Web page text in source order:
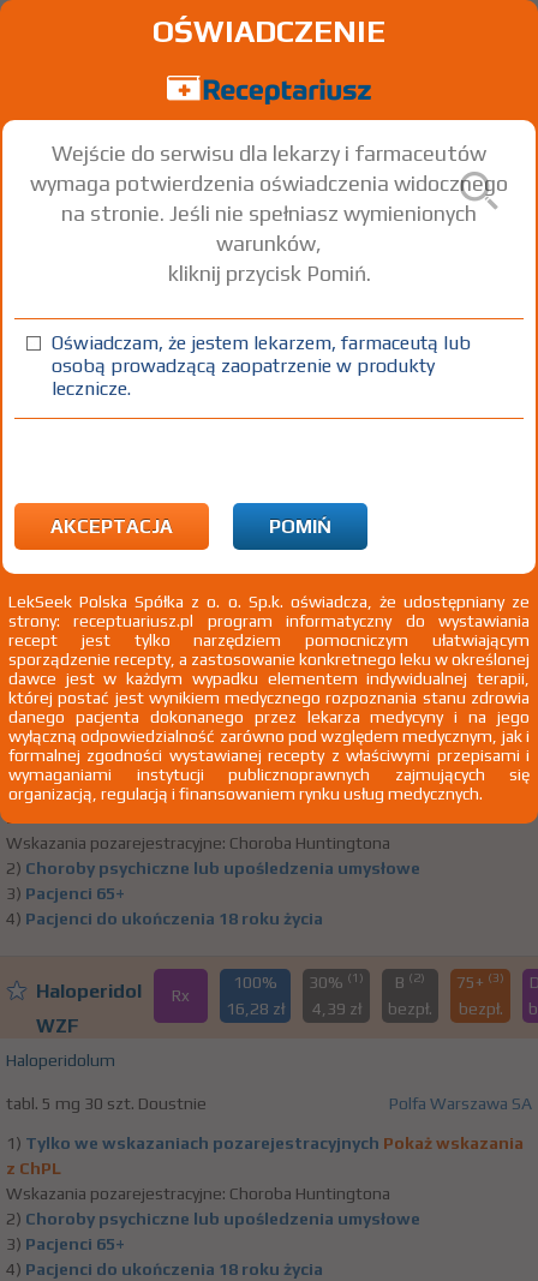
Znaleziono wyników:
F07 Zaburzenia osobowości i zachowania
spowodowane chorobą, uszkodzeniem lub dysfunkcją
mózgu
Haloperidol
WZF
100%
6,64 zł
30%(1)
3,24 zł
B (2)
2,07
75+(3)
bezpł.
Haloperidolum
tabl. 1 mg 40 szt. Doustnie Polfa Warszawa SA
1)Tylko we wskazaniach pozarejestracyjnych Pokaż wskazania
z ChPL
Wskazania pozarejestracyjne: Choroba Huntingtona
2) Choroby psychiczne lub upośledzenia umysłowe
3) Pacjenci 65+
4) Pacjenci do ukończenia 18 roku życia
Haloperidol
WZF
Rx
100%
16,28 zł
30% (1)
4,39 zł
B (2)
bezpł.
75+ (3)
bezpł.
Haloperidolum
tabl. 5 mg 30 szt. Doustnie Polfa Warszawa SA
1) Tylko we wskazaniach pozarejestracyjnych Pokaż wskazania
z ChPL
Wskazania pozarejestracyjne: Choroba Huntingtona
2) Choroby psychiczne lub upośledzenia umysłowe
3) Pacjenci 65+
4) Pacjenci do ukończenia 18 roku życia
OŚWIADCZENIE
Wejście do serwisu dla lekarzy i farmaceutów
wymaga potwierdzenia oświadczenia widocznego
na stronie. Jeśli nie spełniasz wymienionych
warunków,
kliknij przycisk Pomiń.
Oświadczam, że jestem lekarzem, farmaceutą lub
osobą prowadzącą zaopatrzenie w produkty
lecznicze.
AKCEPTACJA POMIŃ
LekSeek Polska Spółka z o. o. Sp.k. oświadcza, że udostępniany ze
strony: receptuariusz.pl program informatyczny do wystawiania
recept jest tylko narzędziem pomocniczym ułatwiającym
sporządzenie recepty, a zastosowanie konkretnego leku w określonej
dawce jest w każdym wypadku elementem indywidualnej terapii,
której postać jest wynikiem medycznego rozpoznania stanu zdrowia
danego pacjenta dokonanego przez lekarza medycyny i na jego
wyłączną odpowiedzialność zarówno pod względem medycznym, jak i
formalnej zgodności wystawianej recepty z właściwymi przepisami i
wymaganiami instytucji publicznoprawnych zajmujących się
organizacją, regulacją i finansowaniem rynku usług medycznych.